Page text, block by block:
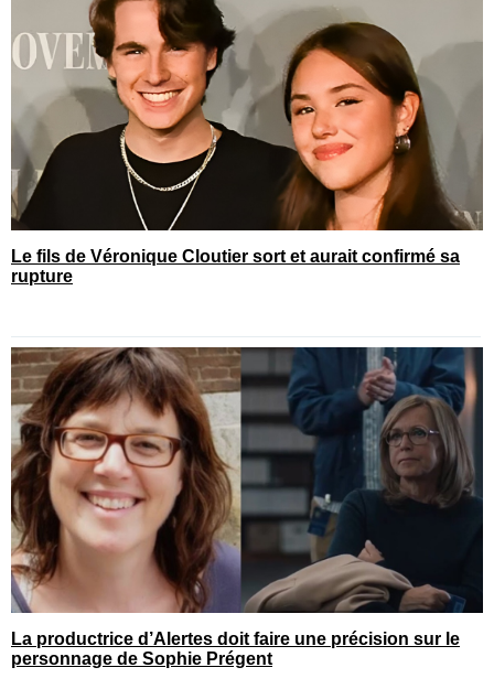
Le fils de Véronique Cloutier sort et aurait confirmé sa
rupture
La productrice d’Alertes doit faire une précision sur le
personnage de Sophie Prégent